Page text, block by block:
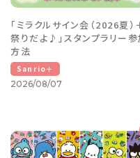
「ミラクルサイン会（2026夏）
祭りだよ♪」スタンプラリー参
方法
Sanrio＋
2026/08/07